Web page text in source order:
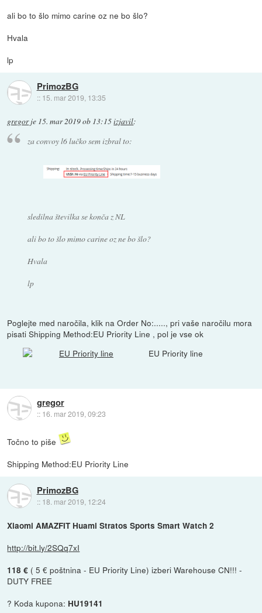
ali bo to šlo mimo carine oz ne bo šlo?
Hvala
lp
PrimozBG
:: 15. mar 2019, 13:35
gregorje 15. mar 2019 ob 13:15izjavil:
za convoy l6 lučko sem izbral to:
sledilna številka se konča z NL
ali bo to šlo mimo carine oz ne bo šlo?
Hvala
lp
Poglejte med naročila, klik na Order No:....., pri vaše naročilu mora
pisati Shipping Method:EU Priority Line , pol je vse ok
EU Priority line
gregor
:: 16. mar 2019, 09:23
Točno to piše
Shipping Method:EU Priority Line
PrimozBG
:: 18. mar 2019, 12:24
Xiaomi AMAZFIT Huami Stratos Sports Smart Watch 2
http://bit.ly/2SQq7xI
118 € ( 5 € poštnina - EU Priority Line) izberi Warehouse CN!!! -
DUTY FREE
? Koda kupona: HU19141